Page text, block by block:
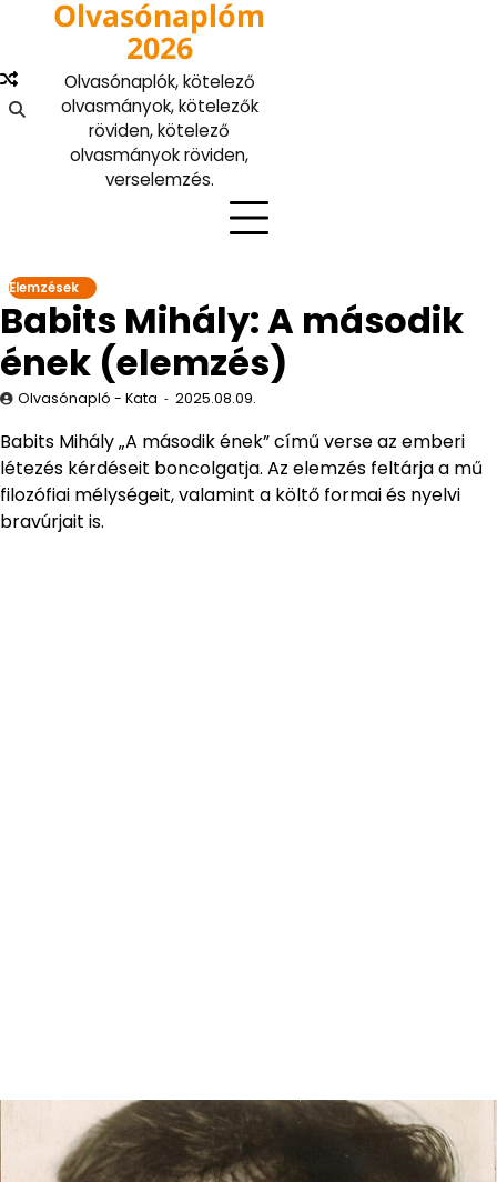
content
Olvasónaplóm
2026
Olvasónaplók, kötelező
olvasmányok, kötelezők
röviden, kötelező
olvasmányok röviden,
verselemzés.
Elemzések
Babits Mihály: A második
ének (elemzés)
Olvasónapló - Kata 2025.08.09.
Babits Mihály „A második ének” című verse az emberi
létezés kérdéseit boncolgatja. Az elemzés feltárja a mű
filozófiai mélységeit, valamint a költő formai és nyelvi
bravúrjait is.